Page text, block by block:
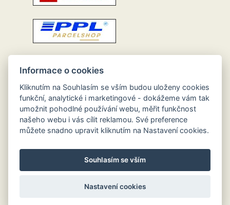
Informace o cookies
Kliknutím na Souhlasím se vším budou uloženy cookies
funkční, analytické i marketingové - dokážeme vám tak
umožnit pohodlné používání webu, měřit funkčnost
našeho webu i vás cílit reklamou. Své preference
můžete snadno upravit kliknutím na Nastavení cookies.
Souhlasím se vším
Nastavení cookies